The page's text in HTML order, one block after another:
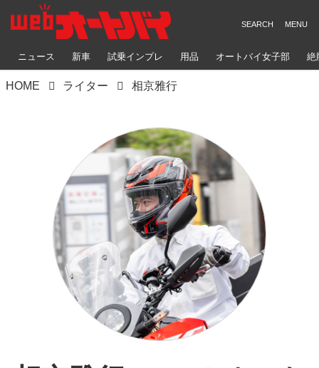
ニュース 新車 試乗インプレ 用品 オートバイ女子部 絶
HOME ライター 相京雅行